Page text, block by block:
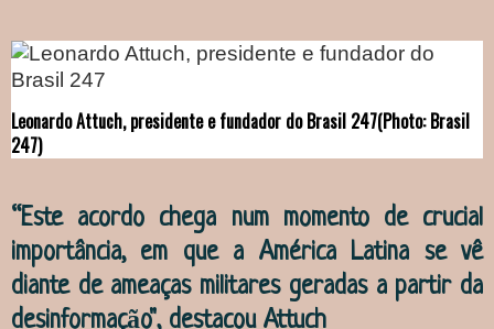
Leonardo Attuch, presidente e fundador do Brasil 247(Photo: Brasil
247)
“Este acordo chega num momento de crucial
importância, em que a América Latina se vê
diante de ameaças militares geradas a partir da
desinformação", destacou Attuch